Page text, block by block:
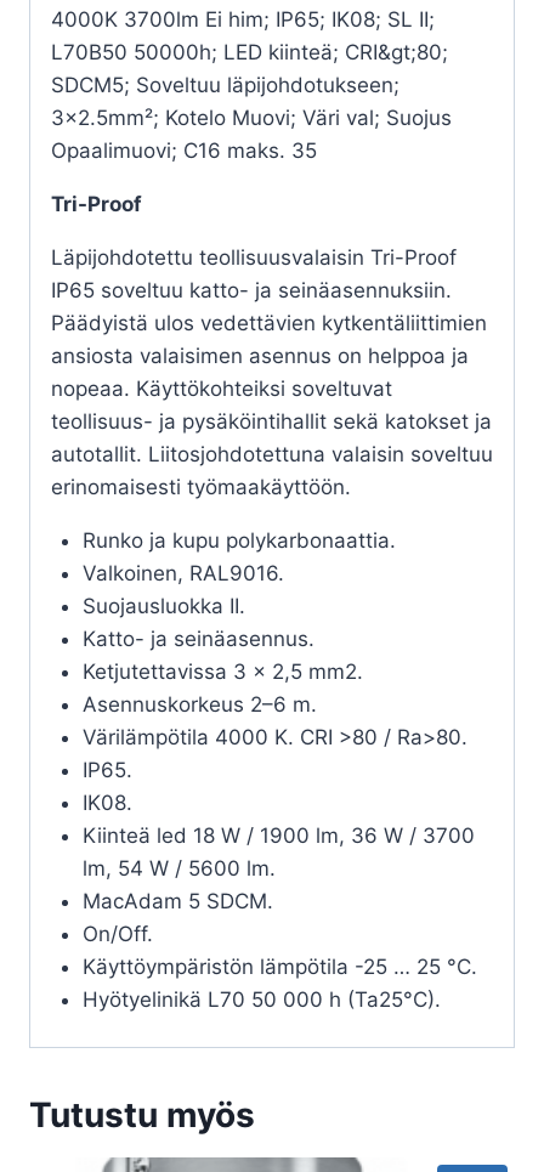
4000K 3700lm Ei him; IP65; IK08; SL II;
L70B50 50000h; LED kiinteä; CRI&gt;80;
SDCM5; Soveltuu läpijohdotukseen;
3×2.5mm²; Kotelo Muovi; Väri val; Suojus
Opaalimuovi; C16 maks. 35
Tri-Proof
Läpijohdotettu teollisuusvalaisin Tri-Proof
IP65 soveltuu katto- ja seinäasennuksiin.
Päädyistä ulos vedettävien kytkentäliittimien
ansiosta valaisimen asennus on helppoa ja
nopeaa. Käyttökohteiksi soveltuvat
teollisuus- ja pysäköintihallit sekä katokset ja
autotallit. Liitosjohdotettuna valaisin soveltuu
erinomaisesti työmaakäyttöön.
Runko ja kupu polykarbonaattia.
Valkoinen, RAL9016.
Suojausluokka II.
Katto- ja seinäasennus.
Ketjutettavissa 3 x 2,5 mm2.
Asennuskorkeus 2–6 m.
Värilämpötila 4000 K. CRI >80 / Ra>80.
IP65.
IK08.
Kiinteä led 18 W / 1900 lm, 36 W / 3700
lm, 54 W / 5600 lm.
MacAdam 5 SDCM.
On/Off.
Käyttöympäristön lämpötila -25 … 25 °C.
Hyötyelinikä L70 50 000 h (Ta25°C).
Tutustu myös